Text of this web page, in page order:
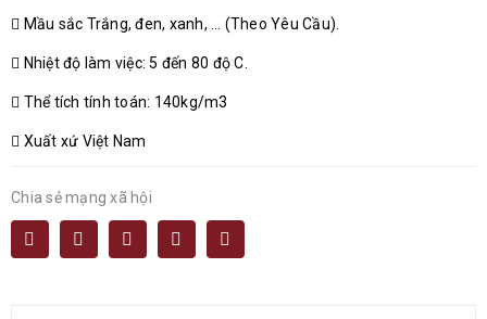
Mầu sắc Trắng, đen, xanh, … (Theo Yêu Cầu).
Nhiệt độ làm việc: 5 đến 80 độ C.
Thể tích tính toán: 140kg/m3
Xuất xứ Việt Nam
Chia sẻ mạng xã hội